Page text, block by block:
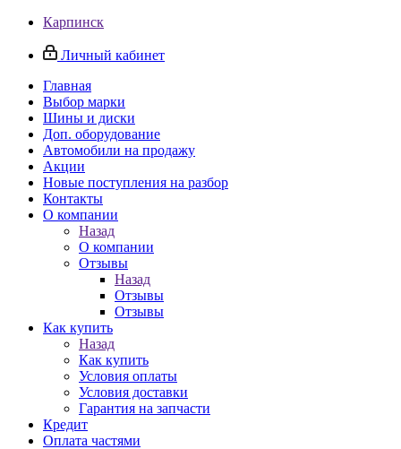
Карпинск
Личный кабинет
Главная
Выбор марки
Шины и диски
Доп. оборудование
Автомобили на продажу
Акции
Новые поступления на разбор
Контакты
О компании
Назад
О компании
Отзывы
Назад
Отзывы
Отзывы
Как купить
Назад
Как купить
Условия оплаты
Условия доставки
Гарантия на запчасти
Кредит
Оплата частями